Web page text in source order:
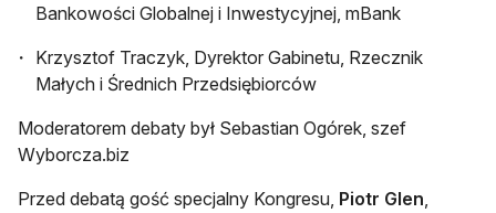
Bankowości Globalnej i Inwestycyjnej, mBank
Krzysztof Traczyk, Dyrektor Gabinetu, Rzecznik
Małych i Średnich Przedsiębiorców
Moderatorem debaty był Sebastian Ogórek, szef
Wyborcza.biz
Przed debatą gość specjalny Kongresu, Piotr Glen,